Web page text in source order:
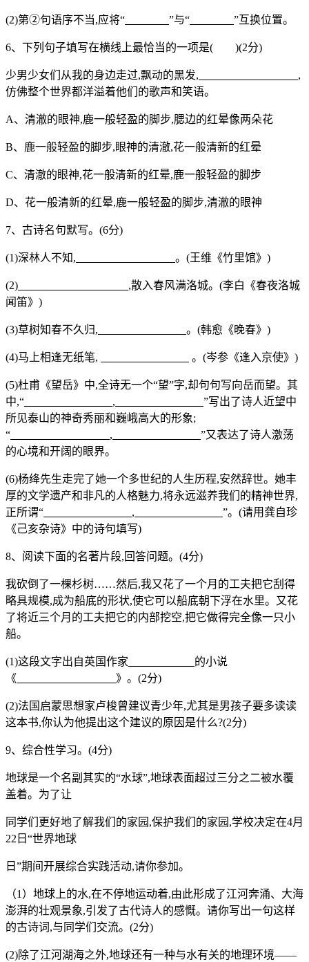
(2)第②句语序不当,应将“ ”与“ ”互换位置。
6、下列句子填写在横线上最恰当的一项是( )(2分)
少男少女们从我的身边走过,飘动的黑发,
,
仿佛整个世界都洋溢着他们的歌声和笑语。
A、清澈的眼神,鹿一般轻盈的脚步,腮边的红晕像两朵花
B、鹿一般轻盈的脚步,眼神的清澈,花一般清新的红晕
C、清澈的眼神,花一般清新的红晕,鹿一般轻盈的脚步
D、花一般清新的红晕,鹿一般轻盈的脚步,清澈的眼神
7、古诗名句默写。(6分)
(1)深林人不知, 。(王维《竹里馆》)
(2)
,散入春风满洛城。(李白《春夜洛城
闻笛》)
(3)草树知春不久归, 。(韩愈《晚春》)
(4)马上相逢无纸笔, 。(岑参《逢入京使》)
(5)杜甫《望岳》中,全诗无一个“望”字,却句句写向岳而望。其
中,“
,
”写出了诗人近望中
所见泰山的神奇秀丽和巍峨高大的形象;
“
,
”又表达了诗人激荡
的心境和开阔的眼界。
(6)杨绛先生走完了她一个多世纪的人生历程,安然辞世。她丰
厚的文学遗产和非凡的人格魅力,将永远滋养我们的精神世界,
正所谓“
,
”。(请用龚自珍
《己亥杂诗》中的诗句填写)
8、阅读下面的名著片段,回答问题。(4分)
我砍倒了一棵杉树……然后,我又花了一个月的工夫把它刮得
略具规模,成为船底的形状,使它可以船底朝下浮在水里。又花
了将近三个月的工夫把它的内部挖空,把它做得完全像一只小
船。
(1)这段文字出自英国作家
的小说
《
》。(2分)
(2)法国启蒙思想家卢梭曾建议青少年,尤其是男孩子要多读读
这本书,你认为他提出这个建议的原因是什么?(2分)
9、综合性学习。(4分)
地球是一个名副其实的“水球”,地球表面超过三分之二被水覆
盖着。为了让
同学们更好地了解我们的家园,保护我们的家园,学校决定在4月
22日“世界地球
日”期间开展综合实践活动,请你参加。
（1）地球上的水,在不停地运动着,由此形成了江河奔涌、大海
澎湃的壮观景象,引发了古代诗人的感慨。请你写出一句这样
的古诗词,与同学们交流。(2分)
(2)除了江河湖海之外,地球还有一种与水有关的地理环境——